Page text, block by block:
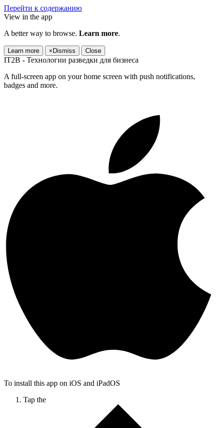
Перейти к содержанию
View in the app
A better way to browse. Learn more.
Learn more × Dismiss Close
IT2B - Технологии разведки для бизнеса
A full-screen app on your home screen with push notifications,
badges and more.
To install this app on iOS and iPadOS
Tap the